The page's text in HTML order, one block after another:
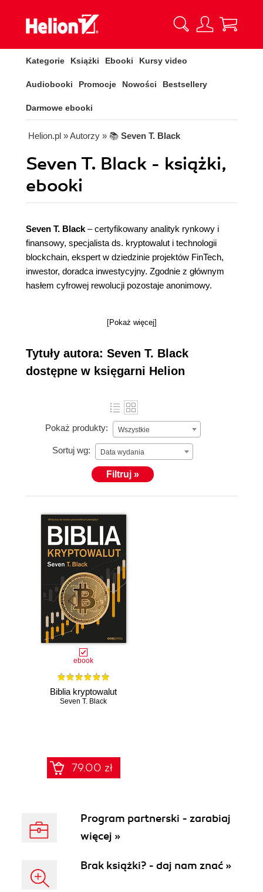
Kategorie Książki Ebooki Kursy video
Audiobooki Promocje Nowości Bestsellery
Darmowe ebooki
Helion.pl » Autorzy » 📚 Seven T. Black
Seven T. Black - książki,
ebooki
Seven T. Black – certyfikowany analityk rynkowy i
finansowy, specjalista ds. kryptowalut i technologii
blockchain, ekspert w dziedzinie projektów FinTech,
inwestor, doradca inwestycyjny. Zgodnie z głównym
hasłem cyfrowej rewolucji pozostaje anonimowy.
[Pokaż więcej]
Tytuły autora: Seven T. Black
dostępne w księgarni Helion
Pokaż produkty: Wszystkie
Sortuj wg: Data wydania
Filtruj »
ebook
Biblia kryptowalut
Seven T. Black
79.00 zł
Program partnerski - zarabiaj
więcej »
Brak książki? - daj nam znać »